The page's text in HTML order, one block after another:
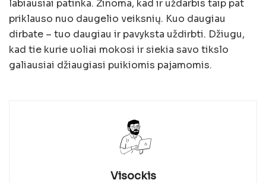
labiausiai patinka. Žinoma, kad ir uždarbis taip pat
priklauso nuo daugelio veiksnių. Kuo daugiau
dirbate – tuo daugiau ir pavyksta uždirbti. Džiugu,
kad tie kurie uoliai mokosi ir siekia savo tikslo
galiausiai džiaugiasi puikiomis pajamomis.
Visockis